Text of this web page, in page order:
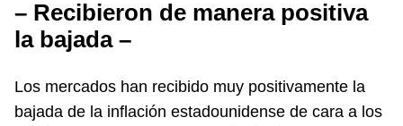
– Recibieron de manera positiva
la bajada –
Los mercados han recibido muy positivamente la
bajada de la inflación estadounidense de cara a los